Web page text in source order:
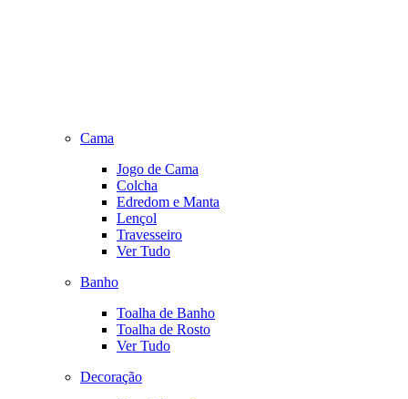
Cama
Jogo de Cama
Colcha
Edredom e Manta
Lençol
Travesseiro
Ver Tudo
Banho
Toalha de Banho
Toalha de Rosto
Ver Tudo
Decoração